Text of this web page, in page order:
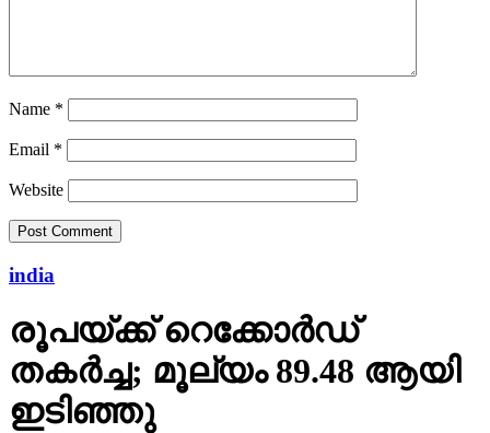
Name *
Email *
Website
india
രൂപയ്ക്ക് റെക്കോര്‍ഡ്
തകര്‍ച്ച; മൂല്യം 89.48 ആയി
ഇടിഞ്ഞു